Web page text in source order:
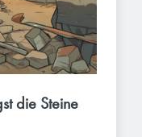
die Steine